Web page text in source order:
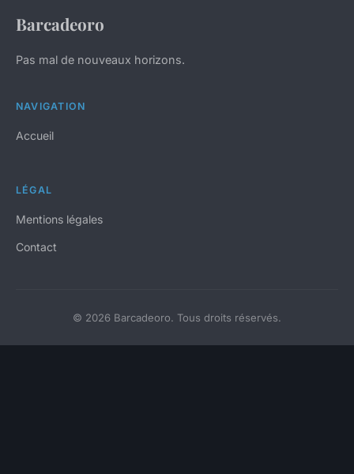
Barcadeoro
Pas mal de nouveaux horizons.
NAVIGATION
Accueil
LÉGAL
Mentions légales
Contact
© 2026 Barcadeoro. Tous droits réservés.